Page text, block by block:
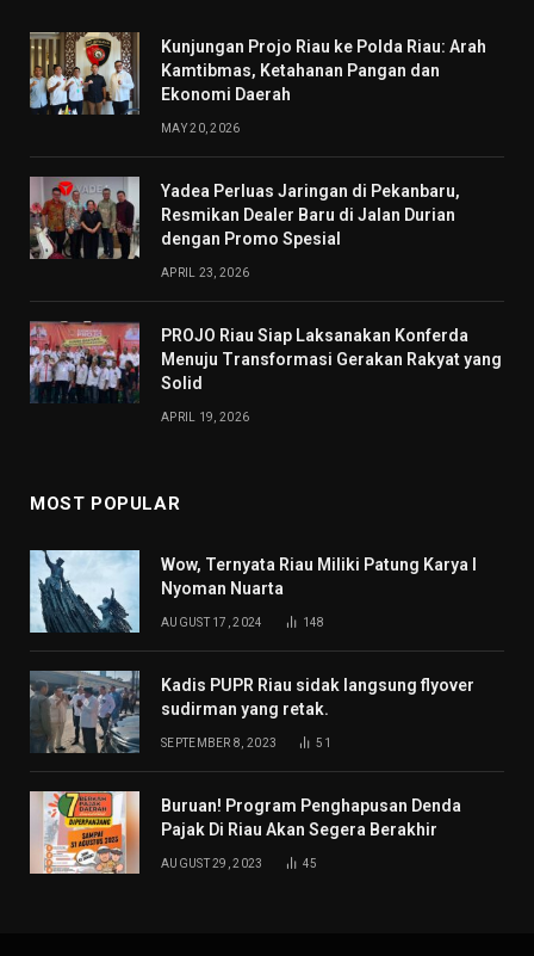
Kunjungan Projo Riau ke Polda Riau: Arah
Kamtibmas, Ketahanan Pangan dan
Ekonomi Daerah
MAY 20, 2026
Yadea Perluas Jaringan di Pekanbaru,
Resmikan Dealer Baru di Jalan Durian
dengan Promo Spesial
APRIL 23, 2026
PROJO Riau Siap Laksanakan Konferda
Menuju Transformasi Gerakan Rakyat yang
Solid
APRIL 19, 2026
MOST POPULAR
Wow, Ternyata Riau Miliki Patung Karya I
Nyoman Nuarta
AUGUST 17, 2024 148
Kadis PUPR Riau sidak langsung flyover
sudirman yang retak.
SEPTEMBER 8, 2023 51
Buruan! Program Penghapusan Denda
Pajak Di Riau Akan Segera Berakhir
AUGUST 29, 2023 45